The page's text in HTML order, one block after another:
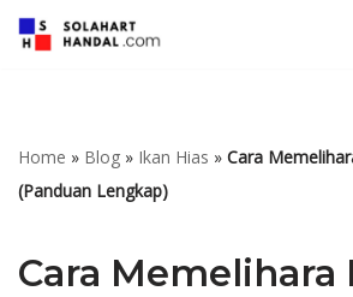
Home » Blog » Ikan Hias » Cara
(Panduan Lengkap)
Cara Memelihara